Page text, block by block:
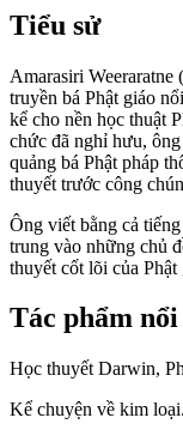
Tiểu sử
Amarasiri
truyền bá Phật giáo
kể cho nền học thuật
chức đã nghỉ hưu,
quảng bá Phật pháp
thuyết trước công
Ông viết bằng cả
trung vào những chủ
thuyết cốt lõi của
Tác phẩm
Học thuyết Darwin,
Kể chuyện về kim loại.